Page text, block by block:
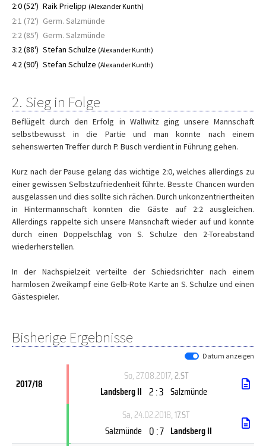
2:0 (52') Raik Prielipp (Alexander Kunth)
2:1 (72') Germ. Salzmünde
2:2 (85') Germ. Salzmünde
3:2 (88') Stefan Schulze (Alexander Kunth)
4:2 (90') Stefan Schulze (Alexander Kunth)
2. Sieg in Folge
Beflügelt durch den Erfolg in Wallwitz ging unsere Mannschaft
selbstbewusst in die Partie und man konnte nach einem
sehenswerten Treffer durch P. Busch verdient in Führung gehen.
Kurz nach der Pause gelang das wichtige 2:0, welches allerdings zu
einer gewissen Selbstzufriedenheit führte. Besste Chancen wurden
ausgelassen und dies sollte sich rächen. Durch unkonzentriertheiten
in Hintermannschaft konnten die Gäste auf 2:2 ausgleichen.
Allerdings rappelte sich unsere Mansnchaft wieder auf und konnte
durch einen Doppelschlag von S. Schulze den 2-Toreabstand
wiederherstellen.
In der Nachspielzeit verteilte der Schiedsrichter nach einem
harmlosen Zweikampf eine Gelb-Rote Karte an S. Schulze und einen
Gästespieler.
Bisherige Ergebnisse
Datum anzeigen
2017/18
So, 27.08.2017, 2.ST
Landsberg II 2 : 3 Salzmünde
Sa, 24.02.2018, 17.ST
Salzmünde 0 : 7 Landsberg II